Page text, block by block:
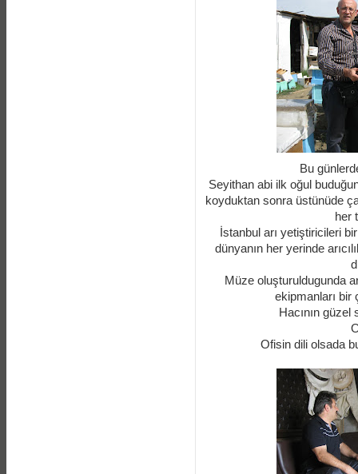
Bu
Seyithan abi ilk oğul
koyduktan sonra üstünüde
her
İstanbul arı yetiştiricileri
dünyanın her yerinde
Müze oluşturuldugunda
ekipmanları bir
Hacının güzel
Ofisin dili olsada